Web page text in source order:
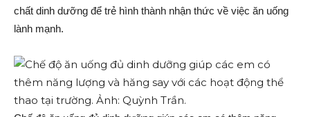
chất dinh dưỡng để trẻ hình thành nhận thức về việc ăn uống
lành mạnh.